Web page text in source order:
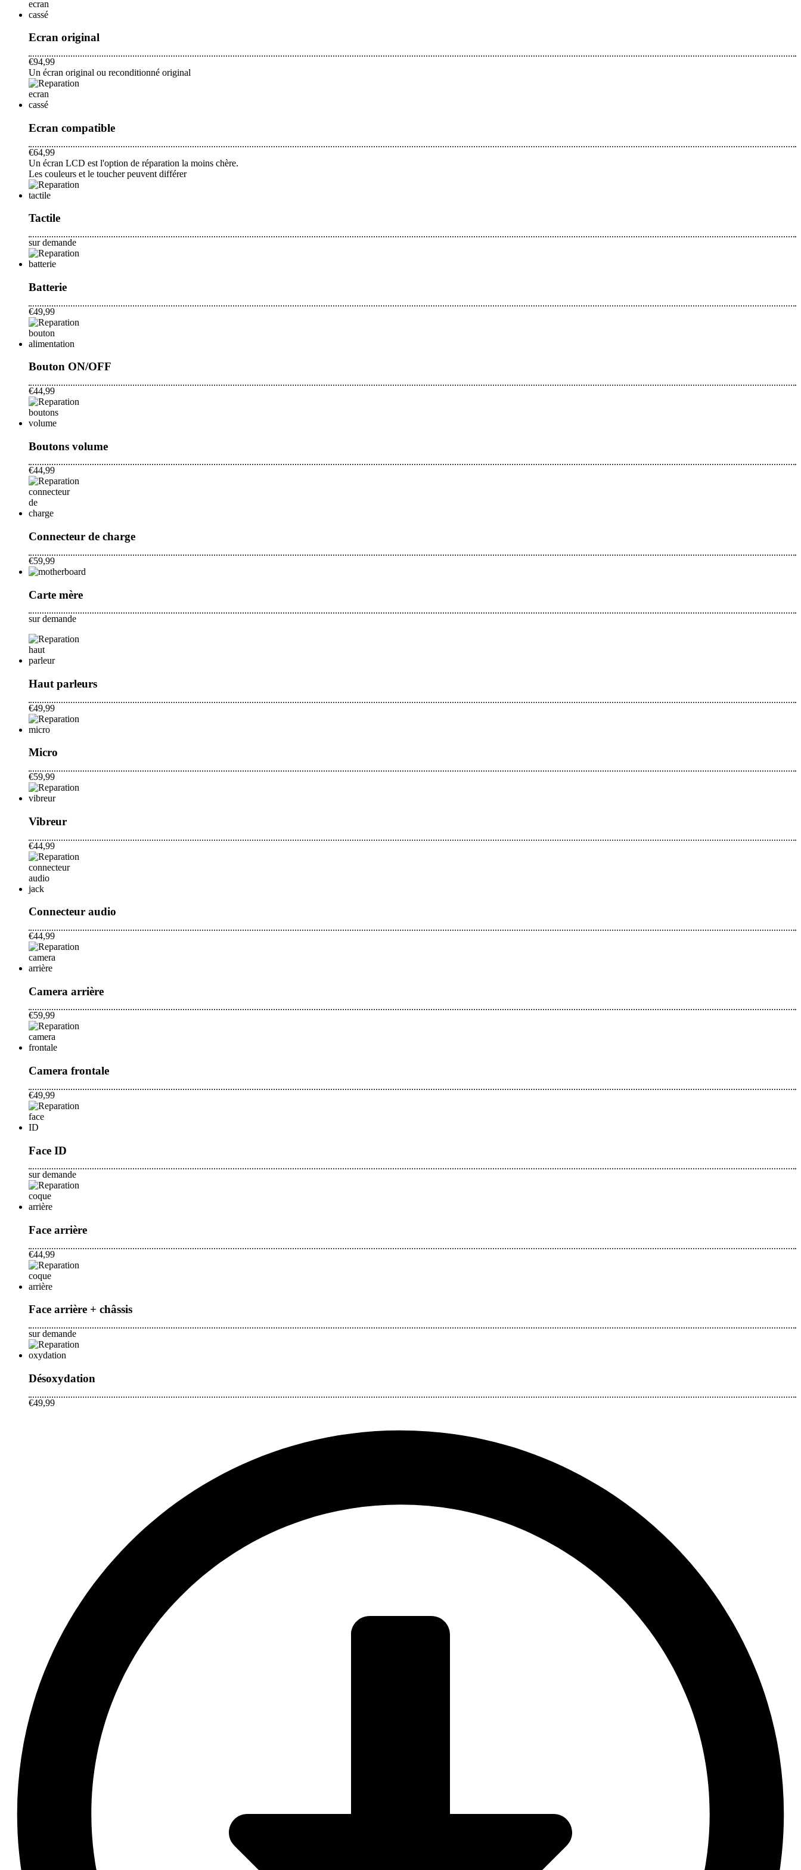
Ecran original
€94,99
Un écran original ou reconditionné original
Ecran compatible
€64,99
Un écran LCD est l'option de réparation la moins chère.
Les couleurs et le toucher peuvent différer
Tactile
sur demande
Batterie
€49,99
Bouton ON/OFF
€44,99
Boutons volume
€44,99
Connecteur de charge
€59,99
Carte mère
sur demande
Haut parleurs
€49,99
Micro
€59,99
Vibreur
€44,99
Connecteur audio
€44,99
Camera arrière
€59,99
Camera frontale
€49,99
Face ID
sur demande
Face arrière
€44,99
Face arrière + châssis
sur demande
Désoxydation
€49,99